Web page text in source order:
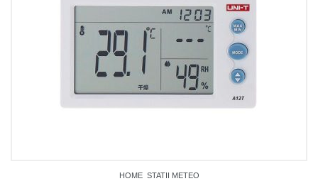
HOME STATII METEO